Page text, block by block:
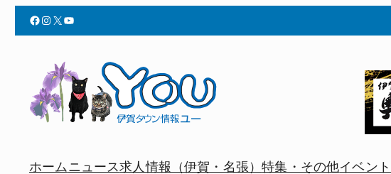
Facebook Instagram X YouTube
ホームニュース求人情報（伊賀・名張）特集・その他イベント